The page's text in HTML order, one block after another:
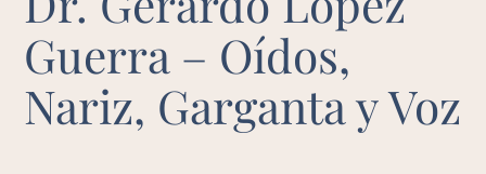
Guerra – Oídos,
Nariz, Garganta y Voz